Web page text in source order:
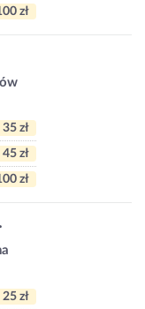
zł
35 zł
45 zł
zł
25 zł